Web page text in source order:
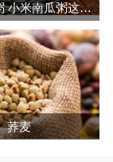
小米南瓜粥 小米南瓜粥这样做最好吃
荞麦